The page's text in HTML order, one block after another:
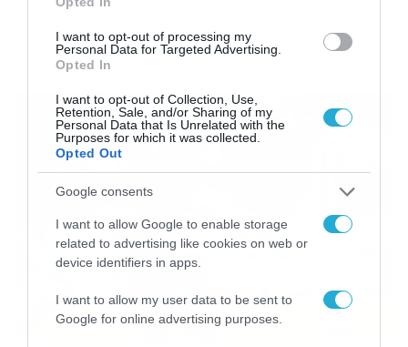
I want to opt-out of processing my
Personal Data for Targeted Advertising.
Opted In
I want to opt-out of Collection, Use,
Retention, Sale, and/or Sharing of my
Personal Data that Is Unrelated with the
Purposes for which it was collected.
Opted Out
Google consents
I want to allow Google to enable storage
related to advertising like cookies on web or
device identifiers in apps.
I want to allow my user data to be sent to
Google for online advertising purposes.
Ο Κώστας Τσάνας μίλησε στην ιστοσελίδα της ΕΠΟ για
το Ουζμπεκιστάν, αντίπαλο της Εθνικής στη φάση των
«16» του Παγκοσμίου Κυπέλλου. «Όπως έχουμε πει
πολλές φορές, σε αυτή τη φάση δεν παίζει ρόλο το
ομάδας μας. Τα νοκ-άουτ ματς μιας τόσο σημαντικής
διοργάνωσης κρύβουν πολλές δυσκολίες και […]